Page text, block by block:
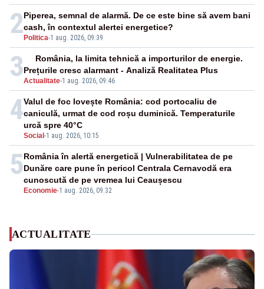
2 Politica-1 aug. 2026, 09:39
Piperea, semnal de alarmă. De ce este bine să avem bani
cash, în contextul alertei energetice?
3Actualitate-1 aug. 2026, 09:46
România, la limita tehnică a importurilor de energie.
Prețurile cresc alarmant - Analiză Realitatea Plus
4
Social -1 aug. 2026, 10:15
Valul de foc lovește România: cod portocaliu de
caniculă, urmat de cod roșu duminică. Temperaturile
urcă spre 40°C
5
Economie-1 aug. 2026, 09:32
România în alertă energetică | Vulnerabilitatea de pe
Dunăre care pune în pericol Centrala Cernavodă era
cunoscută de pe vremea lui Ceaușescu
ACTUALITATE